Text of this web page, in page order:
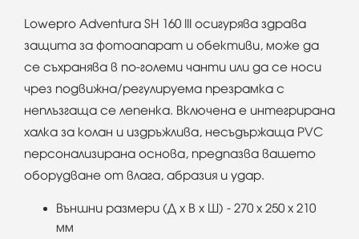
Lowepro Adventura SH 160 III осигурява здрава
защита за фотоапарат и обективи, може да
се съхранява в по-големи чанти или да се носи
чрез подвижна/регулируема презрамка с
неплъзгаща се лепенка. Включена е интегрирана
халка за колан и издръжлива, несъдържаща PVC
персонализирана основа, предпазва вашето
оборудване от влага, абразия и удар.
Външни размери (Д x В x Ш) - 270 x 250 x 210
мм